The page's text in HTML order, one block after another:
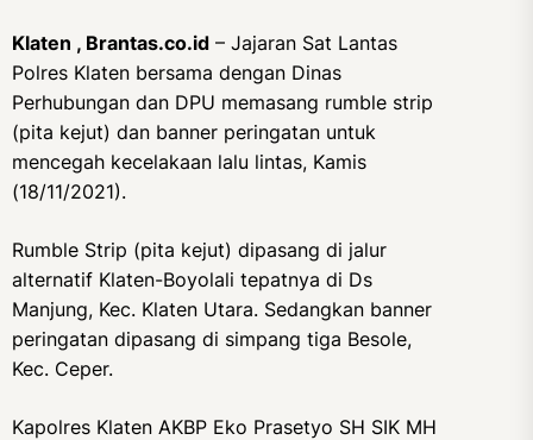
Klaten , Brantas.co.id – Jajaran Sat Lantas
Polres Klaten bersama dengan Dinas
Perhubungan dan DPU memasang rumble strip
(pita kejut) dan banner peringatan untuk
mencegah kecelakaan lalu lintas, Kamis
(18/11/2021).
Rumble Strip (pita kejut) dipasang di jalur
alternatif Klaten-Boyolali tepatnya di Ds
Manjung, Kec. Klaten Utara. Sedangkan banner
peringatan dipasang di simpang tiga Besole,
Kec. Ceper.
Kapolres Klaten AKBP Eko Prasetyo SH SIK MH